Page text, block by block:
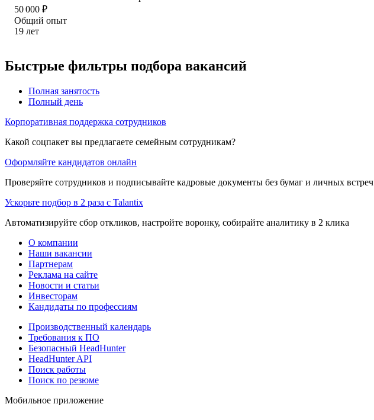
50 000 ₽
Общий опыт
19 лет
Быстрые фильтры подбора вакансий
Полная занятость
Полный день
Корпоративная поддержка сотрудников
Какой соцпакет вы предлагаете семейным сотрудникам?
Оформляйте кандидатов онлайн
Проверяйте сотрудников и подписывайте кадровые документы без бумаг и личных встреч
Ускорьте подбор в 2 раза с Talantix
Автоматизируйте сбор откликов, настройте воронку, собирайте аналитику в 2 клика
О компании
Наши вакансии
Партнерам
Реклама на сайте
Новости и статьи
Инвесторам
Кандидаты по профессиям
Производственный календарь
Требования к ПО
Безопасный HeadHunter
HeadHunter API
Поиск работы
Поиск по резюме
Мобильное приложение